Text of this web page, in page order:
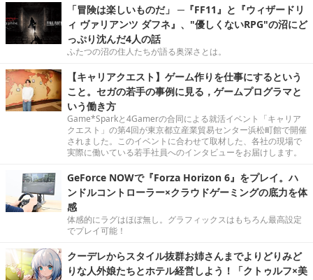
「冒険は楽しいものだ」 ─『FF11』と『ウィザードリ
ィ ヴァリアンツ ダフネ』、"優しくないRPG"の沼にど
っぷり沈んだ4人の話
ふたつの沼の住人たちが語る奥深さとは。
【キャリアクエスト】ゲーム作りを仕事にするという
こと。セガの若手の事例に見る，ゲームプログラマと
いう働き方
Game*Sparkと4Gamerの合同による就活イベント「キャリア
クエスト」の第4回が東京都立産業貿易センター浜松町館で開催
されました。このイベントに合わせて取材した、各社の現場で
実際に働いている若手社員へのインタビューをお届けします。
GeForce NOWで『Forza Horizon 6』をプレイ。ハ
ンドルコントローラー×クラウドゲーミングの底力を体
感
体感的にラグはほぼ無し。グラフィックスはもちろん最高設定
でプレイ可能！
クーデレからスタイル抜群お姉さんまでよりどりみど
りな人外娘たちとホテル経営しよう！「クトゥルフ×美